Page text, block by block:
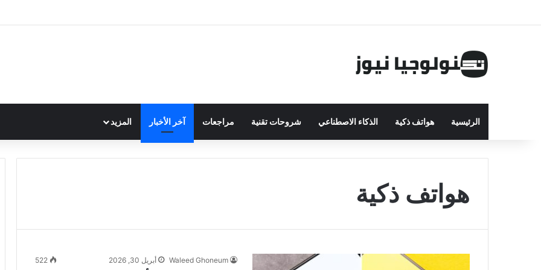
الرئيسية هواتف ذكية الذكاء الاصطناعي شروحات تقنية مراجعات آخر الأخبار المزيد
هواتف ذكية
Waleed Ghoneum أبريل 30, 2026 522